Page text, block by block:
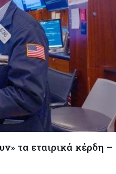
τα εταιρικά κέρδη –